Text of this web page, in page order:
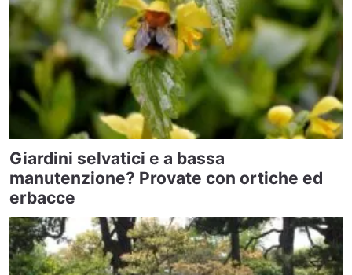
Giardini selvatici e a bassa
manutenzione? Provate con ortiche ed
erbacce